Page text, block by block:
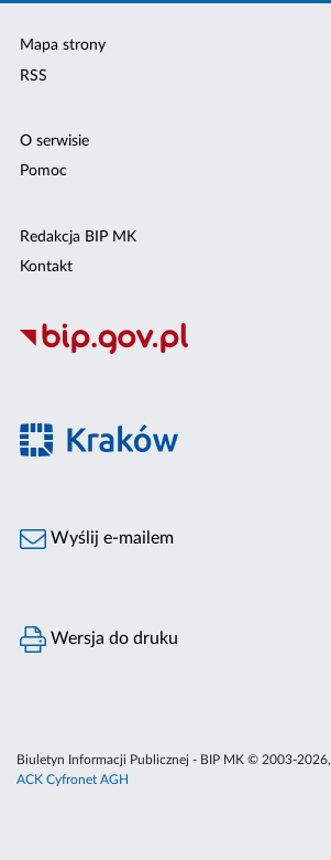
Mapa strony
RSS
O serwisie
Pomoc
Redakcja BIP MK
Kontakt
Wyślij e-mailem
Wersja do druku
Biuletyn Informacji Publicznej - BIP MK © 2003-2026,
ACK Cyfronet AGH